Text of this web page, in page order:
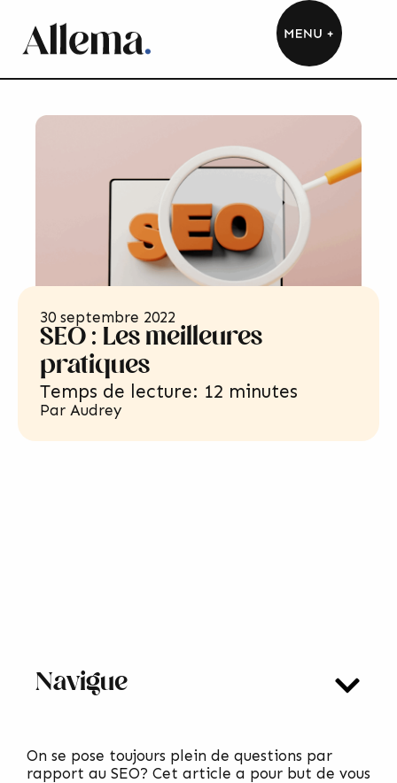
30 septembre 2022
SEO : Les meilleures
pratiques
Temps de lecture: 12 minutes
Par Audrey
Navigue
On se pose toujours plein de questions par
rapport au SEO? Cet article a pour but de vous